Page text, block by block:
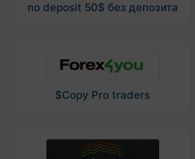
no deposit 50$ без депозита
$Copy Pro traders